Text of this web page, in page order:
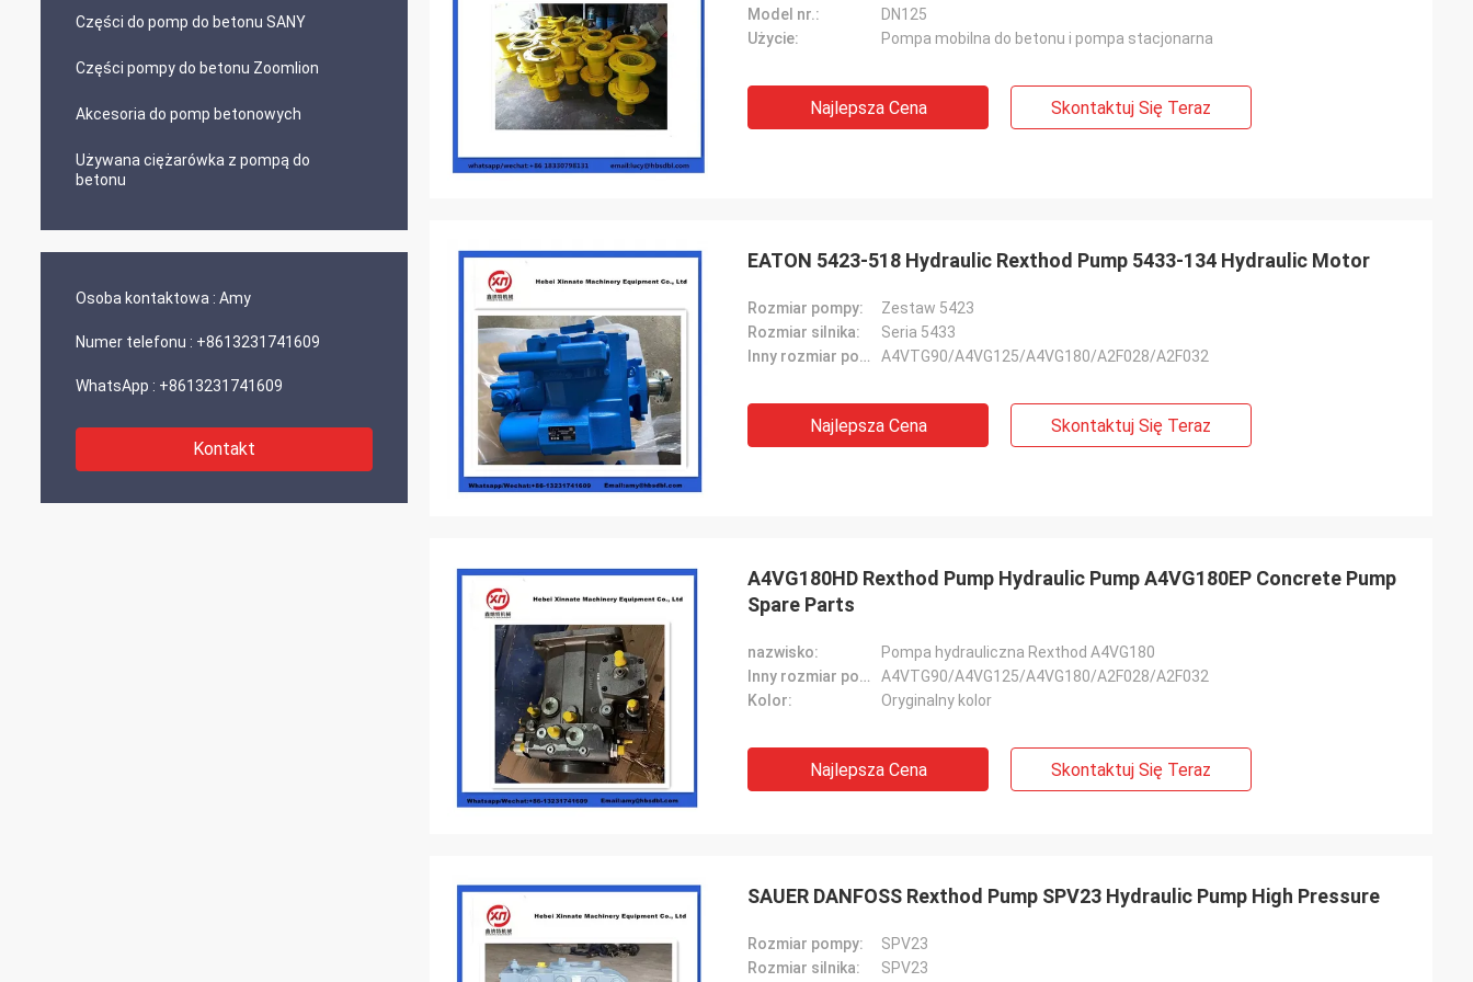
Części do pomp do betonu SANY
Części pompy do betonu Zoomlion
Akcesoria do pomp betonowych
Używana ciężarówka z pompą do
betonu
Osoba kontaktowa : Amy
Numer telefonu : +8613231741609
WhatsApp : +8613231741609
Kontakt
Model nr.:
DN125
Użycie:
Pompa mobilna do betonu i pompa stacjonarna
Najlepsza Cena Skontaktuj Się Teraz
EATON 5423-518 Hydraulic Rexthod Pump 5433-134 Hydraulic Motor
Rozmiar pompy:
Zestaw 5423
Rozmiar silnika:
Seria 5433
Inny rozmiar pompy Rexthod:
A4VTG90/A4VG125/A4VG180/A2F028/A2F032
Najlepsza Cena Skontaktuj Się Teraz
A4VG180HD Rexthod Pump Hydraulic Pump A4VG180EP Concrete Pump
Spare Parts
nazwisko:
Pompa hydrauliczna Rexthod A4VG180
Inny rozmiar pompy Rexthod:
A4VTG90/A4VG125/A4VG180/A2F028/A2F032
Kolor:
Oryginalny kolor
Najlepsza Cena Skontaktuj Się Teraz
SAUER DANFOSS Rexthod Pump SPV23 Hydraulic Pump High Pressure
Rozmiar pompy:
SPV23
Rozmiar silnika:
SPV23